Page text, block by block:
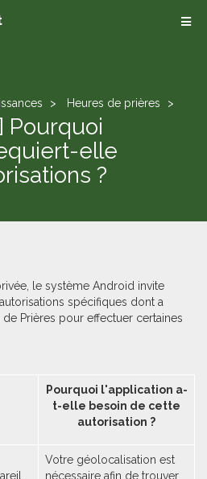
Heures de prières
Pourquoi
elle
?
le système Android invite
spécifiques dont a
Prières pour effectuer certaines
Pourquoi l'application a-
t-elle besoin de cette
autorisation ?
Votre géolocalisation est
nécessaire afin de trouver